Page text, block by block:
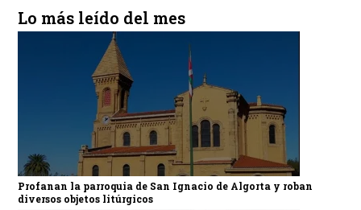
Lo más leído del mes
Profanan la parroquia de San Ignacio de Algorta y roban
diversos objetos litúrgicos